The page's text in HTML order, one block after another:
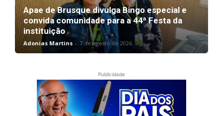
Apae de Brusque divulga Bingo especial e
convida comunidade para a 44ª Festa da
instituição
Adonias Martins - 7 de agosto de 2026
Publicidade